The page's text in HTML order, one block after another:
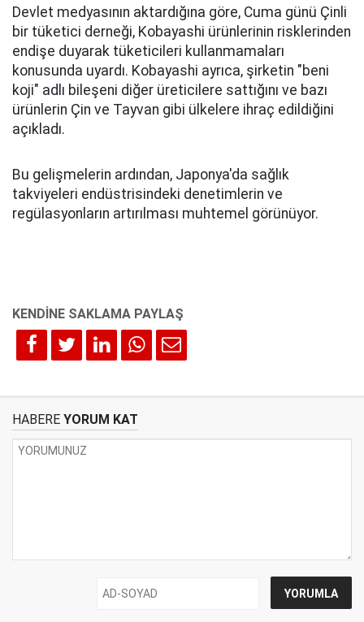
Devlet medyasının aktardığına göre, Cuma günü Çinli
bir tüketici derneği, Kobayashi ürünlerinin risklerinden
endişe duyarak tüketicileri kullanmamaları
konusunda uyardı. Kobayashi ayrıca, şirketin "beni
koji" adlı bileşeni diğer üreticilere sattığını ve bazı
ürünlerin Çin ve Tayvan gibi ülkelere ihraç edildiğini
açıkladı.
Bu gelişmelerin ardından, Japonya'da sağlık
takviyeleri endüstrisindeki denetimlerin ve
regülasyonların artırılması muhtemel görünüyor.
HABERE YORUM KAT